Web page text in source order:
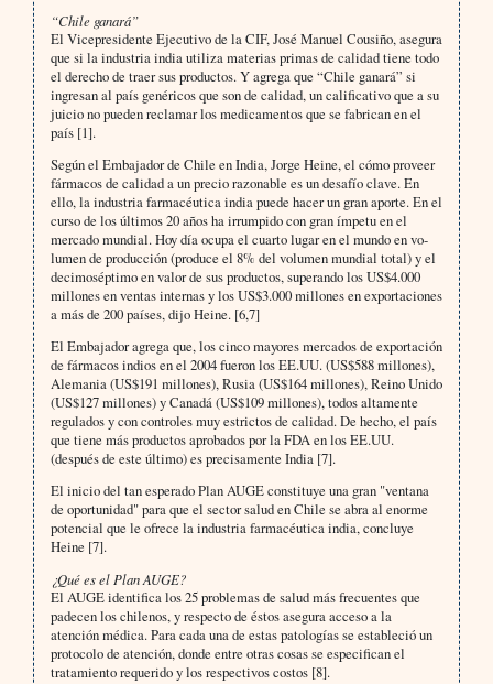
“Chile ganará”
El Vicepresidente Ejecutivo de la CIF, José Manuel Cousiño, asegura
que si la industria india utiliza materias pri­mas de calidad tiene todo
el derecho de traer sus productos. Y agrega que “Chile ganará” si
ingresan al país ge­néricos que son de calidad, un calificativo que a su
juicio no pueden reclamar los medicamentos que se fabrican en el
país [1].
Según el Embajador de Chile en India, Jorge Heine, el cómo proveer
fármacos de calidad a un precio razonable es un desafío clave. En
ello, la industria farmacéutica india puede hacer un gran aporte. En el
curso de los últimos 20 años ha irrumpido con gran ímpetu en el
mercado mundial. Hoy día ocupa el cuarto lugar en el mundo en vo­
lumen de producción (produce el 8% del volumen mundial total) y el
decimoséptimo en valor de sus productos, superando los US$4.000
millones en ventas internas y los US$3.000 millones en exportaciones
a más de 200 países, dijo Heine. [6,7]
El Embajador agrega que, los cinco mayores mercados de exportación
de fármacos indios en el 2004 fueron los EE.UU. (US$588 millones),
Alemania (US$191 millones), Rusia (US$164 millones), Reino Unido
(US$127 millo­nes) y Canadá (US$109 millones), todos altamente
regulados y con controles muy estrictos de calidad. De hecho, el país
que tiene más productos aprobados por la FDA en los EE.UU.
(después de este último) es precisamente India [7].
El inicio del tan esperado Plan AUGE constituye una gran "ventana
de oportunidad" para que el sector salud en Chile se abra al enorme
potencial que le ofrece la industria farmacéutica india, concluye
Heine [7].
¿Qué es el Plan AUGE?
El AUGE identifica los 25 problemas de salud más frecuentes que
padecen los chilenos, y respecto de éstos ase­gura acceso a la
atención médica. Para cada una de estas patologías se estableció un
protocolo de atención, donde entre otras cosas se especifican el
tratamiento requerido y los respectivos costos [8].